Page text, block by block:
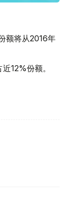
额将从2016年
12%份额。